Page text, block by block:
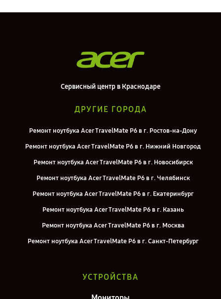
Сервисный центр в Краснодаре
ДРУГИЕ ГОРОДА
Ремонт ноутбука Acer TravelMate P6 в г. Ростов-на-Дону
Ремонт ноутбука Acer TravelMate P6 в г. Нижний Новгород
Ремонт ноутбука Acer TravelMate P6 в г. Новосибирск
Ремонт ноутбука Acer TravelMate P6 в г. Челябинск
Ремонт ноутбука Acer TravelMate P6 в г. Екатеринбург
Ремонт ноутбука Acer TravelMate P6 в г. Казань
Ремонт ноутбука Acer TravelMate P6 в г. Москва
Ремонт ноутбука Acer TravelMate P6 в г. Санкт-Петербург
УСТРОЙСТВА